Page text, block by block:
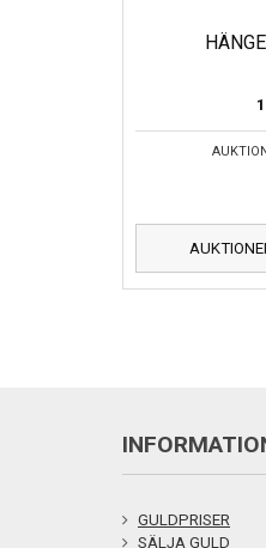
GULDPRISER
SÄLJA GULD